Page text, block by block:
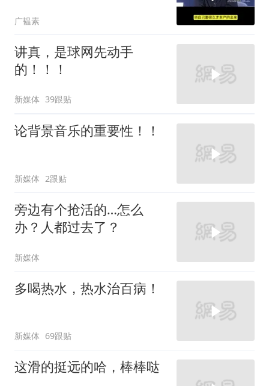
广韫素
讲真，是球网先动手
的！！！
新媒体 39跟贴
论背景音乐的重要性！！
新媒体 2跟贴
旁边有个抢活的…怎么
办？人都过去了？
新媒体
多喝热水，热水治百病！
新媒体 69跟贴
这滑的挺远的哈，棒棒哒